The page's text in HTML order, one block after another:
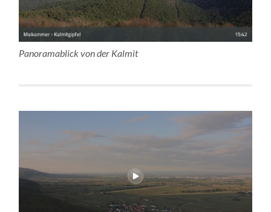
Panoramablick von der Kalmit